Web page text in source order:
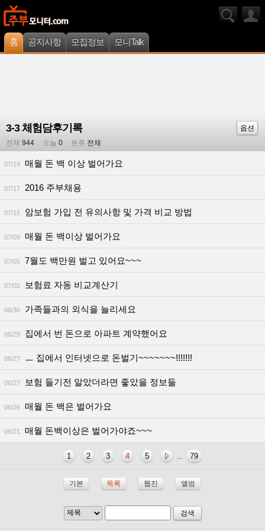
홈 공지사항 모집정보 모니Talk
3-3 체험담후기록
옵션
전체 944 오늘 0 분류 전체
07/19 매월 돈 백 이상 벌어가요
07/17 2016 주부채용
07/15 암보험 가입 전 유의사항 및 가격 비교 방법
07/09 매월 돈 백이상 벌어가요
07/05 7월도 백만원 벌고 있어요~~~
07/02 보험료 자동 비교계산기
06/30 가족들과의 외식을 늘리세요
06/29 집에서 번 돈으로 아파트 계약했어요
06/27 ㅡ 집에서 인터넷으로 돈벌기~~~~~~~!!!!!!!
06/27 보험 들기전 알았더라면 좋았을 정보들
06/26 매월 돈 백은 벌어가요
06/21 매월 돈백이상은 벌어가야죠~~~
1 2 3 4 5 ... 79
기본 목록 웹진 앨범
검색